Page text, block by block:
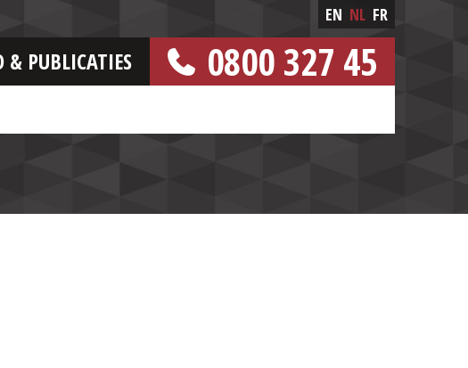
0800 327 45
& PUBLICATIES
EN NL FR